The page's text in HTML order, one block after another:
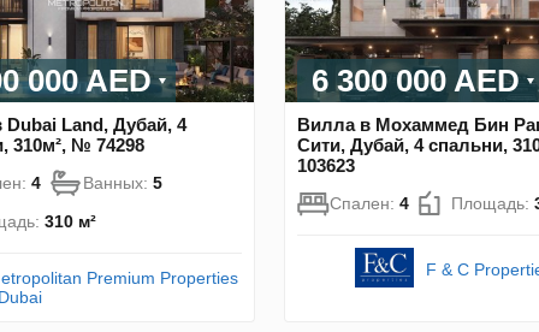
000 AED
Land, Дубай, 4
310м², № 74298
4 Ванных: 5
310 м²
Premium Properties
6 300 000 AED
Вилла в Мохаммед Бин
Сити, Дубай, 4 спальни,
103623
Спален: 4 Площадь:
F & C